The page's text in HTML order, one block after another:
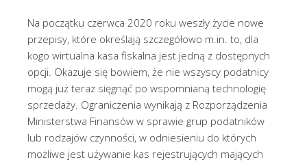
Na początku czerwca 2020 roku weszły życie nowe
przepisy, które określają szczegółowo m.in. to, dla
kogo wirtualna kasa fiskalna jest jedną z dostępnych
opcji. Okazuje się bowiem, że nie wszyscy podatnicy
mogą już teraz sięgnąć po wspomnianą technologię
sprzedaży. Ograniczenia wynikają z Rozporządzenia
Ministerstwa Finansów w sprawie grup podatników
lub rodzajów czynności, w odniesieniu do których
możliwe jest używanie kas rejestrujących mających